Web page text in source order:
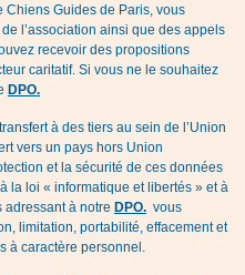
Chiens Guides de Paris, vous
l’association ainsi que des appels
recevoir des propositions
caritatif. Si vous ne le souhaitez
DPO.
à des tiers au sein de l’Union
vers un pays hors Union
et la sécurité de ces données
la loi « informatique et libertés » et à
à notre DPO. vous
limitation, portabilité, effacement et
à caractère personnel.